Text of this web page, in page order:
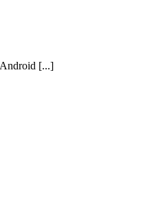
[...]